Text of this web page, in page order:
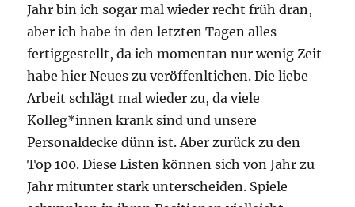
Jahr bin ich sogar mal wieder recht früh dran,
aber ich habe in den letzten Tagen alles
fertiggestellt, da ich momentan nur wenig Zeit
habe hier Neues zu veröffenltichen. Die liebe
Arbeit schlägt mal wieder zu, da viele
Kolleg*innen krank sind und unsere
Personaldecke dünn ist. Aber zurück zu den
Top 100. Diese Listen können sich von Jahr zu
Jahr mitunter stark unterscheiden. Spiele